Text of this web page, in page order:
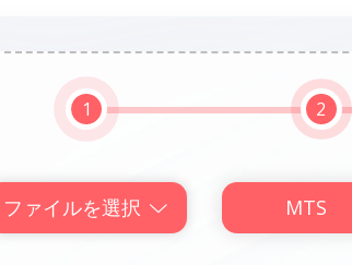
1
ファイルを選択
2